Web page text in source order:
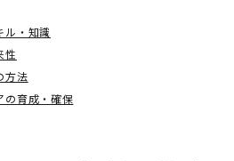
ル・知識
性
方法
の育成・確保